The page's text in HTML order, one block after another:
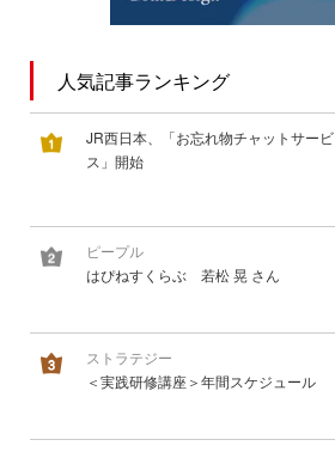
人気記事ランキング
JR西日本、「お忘れ物チャットサービ
ス」開始
ピープル
はぴねすくらぶ 若松 晃 さん
ストラテジー
＜実践研修講座＞年間スケジュール